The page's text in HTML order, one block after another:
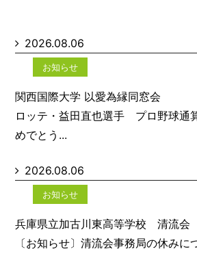
2026.08.06
お知らせ
関西国際大学 以愛為縁同窓会
ロッテ・益田直也選手 プロ野球通
めでとう...
2026.08.06
お知らせ
兵庫県立加古川東高等学校 清流会
〔お知らせ〕清流会事務局